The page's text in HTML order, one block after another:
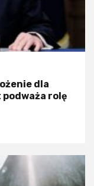
dla
podważa rolę